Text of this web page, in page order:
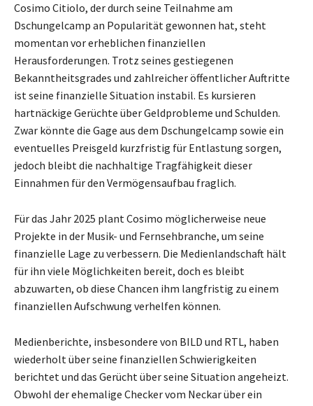
Cosimo Citiolo, der durch seine Teilnahme am
Dschungelcamp an Popularität gewonnen hat, steht
momentan vor erheblichen finanziellen
Herausforderungen. Trotz seines gestiegenen
Bekanntheitsgrades und zahlreicher öffentlicher Auftritte
ist seine finanzielle Situation instabil. Es kursieren
hartnäckige Gerüchte über Geldprobleme und Schulden.
Zwar könnte die Gage aus dem Dschungelcamp sowie ein
eventuelles Preisgeld kurzfristig für Entlastung sorgen,
jedoch bleibt die nachhaltige Tragfähigkeit dieser
Einnahmen für den Vermögensaufbau fraglich.
Für das Jahr 2025 plant Cosimo möglicherweise neue
Projekte in der Musik- und Fernsehbranche, um seine
finanzielle Lage zu verbessern. Die Medienlandschaft hält
für ihn viele Möglichkeiten bereit, doch es bleibt
abzuwarten, ob diese Chancen ihm langfristig zu einem
finanziellen Aufschwung verhelfen können.
Medienberichte, insbesondere von BILD und RTL, haben
wiederholt über seine finanziellen Schwierigkeiten
berichtet und das Gerücht über seine Situation angeheizt.
Obwohl der ehemalige Checker vom Neckar über ein